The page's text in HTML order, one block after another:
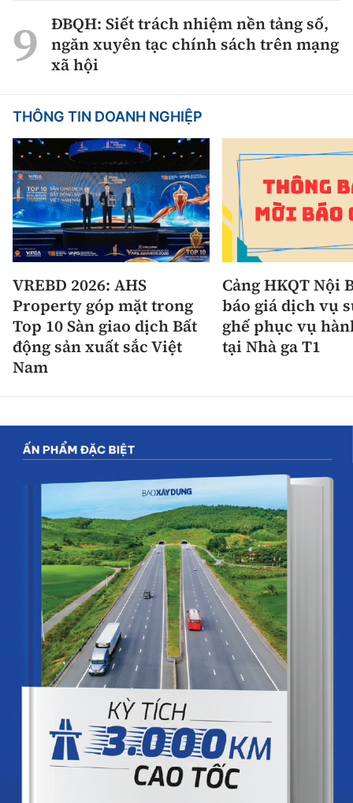
ĐBQH: Siết trách nhiệm nền tảng số,
ngăn xuyên tạc chính sách trên mạng
xã hội
THÔNG TIN DOANH NGHIỆP
VREBD 2026: AHS
Property góp mặt trong
Top 10 Sàn giao dịch Bất
động sản xuất sắc Việt
Nam
Cảng HKQT Nội
báo giá dịch vụ
ghế phục vụ
tại Nhà ga T1